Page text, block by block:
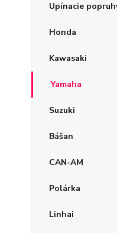
Upínacie
Honda
Kawasaki
Yamaha
Suzuki
Bášan
CAN-AM
Polárka
Linhai